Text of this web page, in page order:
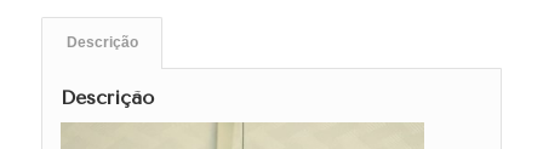
Descrição
Descrição